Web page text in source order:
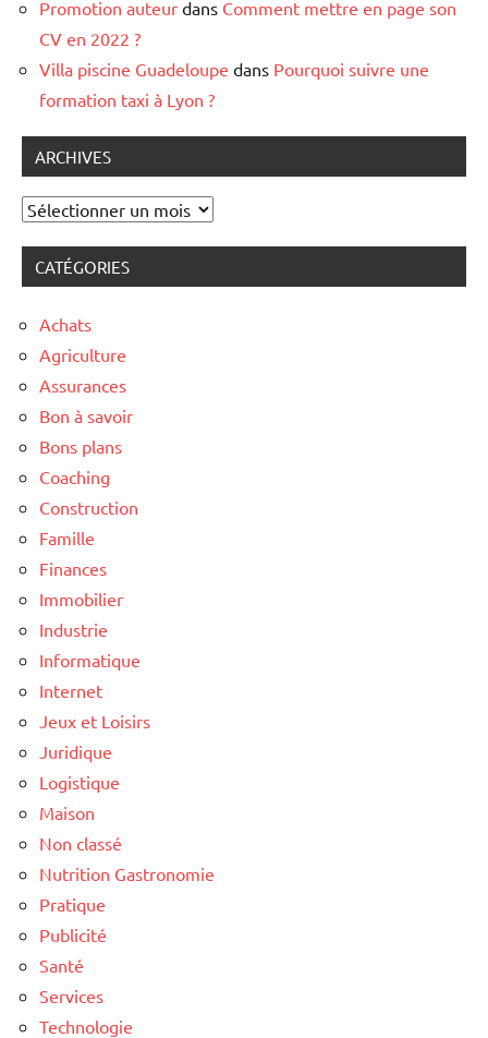
Promotion auteur dans Comment mettre en page son
CV en 2022 ?
Villa piscine Guadeloupe dans Pourquoi suivre une
formation taxi à Lyon ?
ARCHIVES
Archives
CATÉGORIES
Achats
Agriculture
Assurances
Bon à savoir
Bons plans
Coaching
Construction
Famille
Finances
Immobilier
Industrie
Informatique
Internet
Jeux et Loisirs
Juridique
Logistique
Maison
Non classé
Nutrition Gastronomie
Pratique
Publicité
Santé
Services
Technologie